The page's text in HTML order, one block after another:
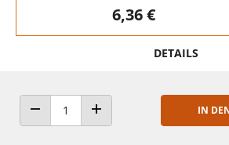
6,36 €
DETAILS
ANZAHL VERRINGERNANZAHL ERHÖHEN
IN